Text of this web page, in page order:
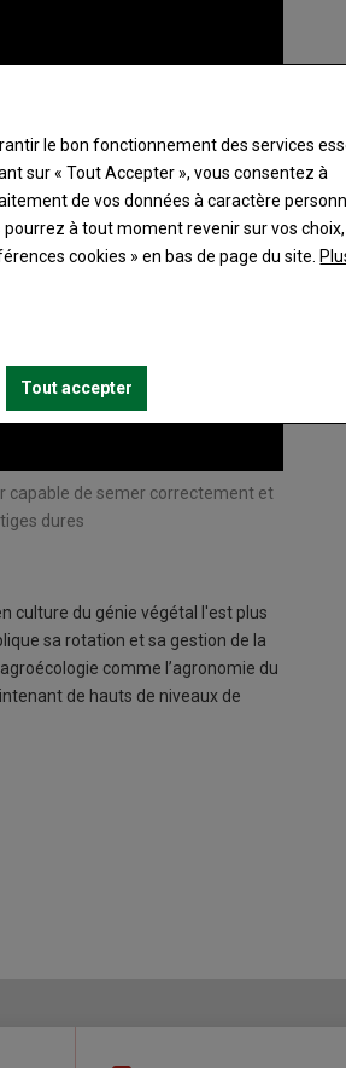
capable de semer correctement et
dures
culture du génie végétal l'est plus
sa rotation et sa gestion de la
comme l’agronomie du
de hauts de niveaux de
le bon fonctionnement des services
sur « Tout Accepter », vous consentez à
de vos données à caractère
à tout moment revenir sur vos
cookies » en bas de page du site.
Tout accepter